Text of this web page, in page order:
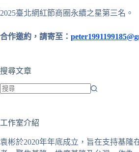
2025臺北網紅節商圈永續之星第三名。
合作邀約，請寄至：
搜尋文章
到
合
工作室介紹
袁彬於2020年年底成立，旨在支持基隆